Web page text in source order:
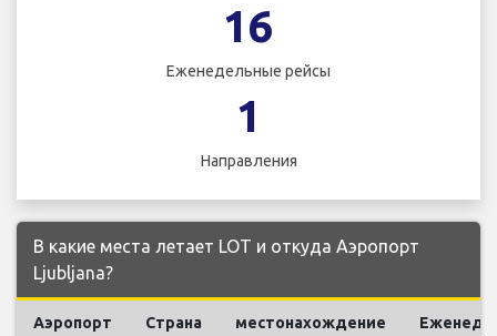
16
Еженедельные рейсы
1
Направления
В какие места летает LOT и откуда Аэропорт
Ljubljana?
Аэропорт Страна местонахождение